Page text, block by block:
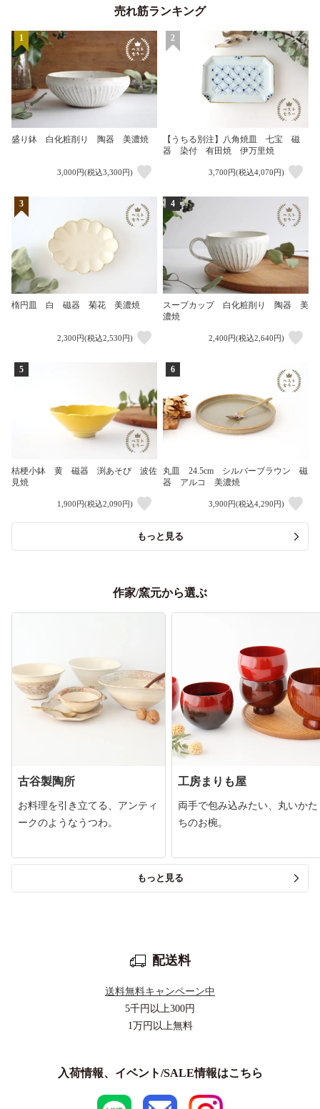
売れ筋ランキング
1
盛り鉢 白化粧削り 陶器 美濃焼
3,000円(税込3,300円)
2
【うちる別注】八角焼皿 七宝 磁
器 染付 有田焼 伊万里焼
3,700円(税込4,070円)
3
楕円皿 白 磁器 菊花 美濃焼
2,300円(税込2,530円)
4
スープカップ 白化粧削り 陶器 美
濃焼
2,400円(税込2,640円)
5
桔梗小鉢 黄 磁器 渕あそび 波佐
見焼
1,900円(税込2,090円)
6
丸皿 24.5cm シルバーブラウン 磁
器 アルコ 美濃焼
3,900円(税込4,290円)
もっと見る
作家/窯元から選ぶ
古谷製陶所
お料理を引き立てる、アンティ
ークのようなうつわ。
工房まりも屋
両手で包み込みたい、丸いかた
ちのお椀。
もっと見る
配送料
送料無料キャンペーン中
5千円以上300円
1万円以上無料
入荷情報、イベント/SALE情報はこちら